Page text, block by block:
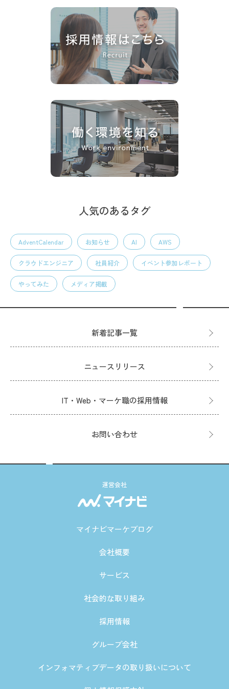
人気のあるタグ
AdventCalendar お知らせ AI AWS
クラウドエンジニア 社員紹介 イベント参加レポート
やってみた メディア掲載
新着記事一覧
ニュースリリース
IT・Web・マーケ職の採用情報
お問い合わせ
運営会社
マイナビマーケブログ
会社概要
サービス
社会的な取り組み
採用情報
グループ会社
インフォマティブデータの取り扱いについて